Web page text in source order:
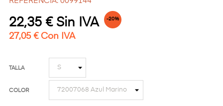
22,35 € Sin IVA -20%
27,05 € Con IVA
TALLA
COLOR